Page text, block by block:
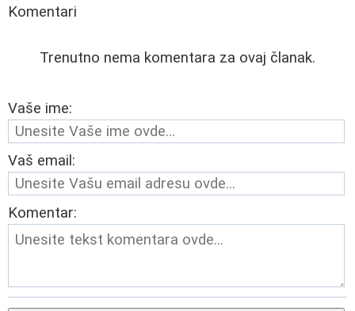
Komentari
Trenutno nema komentara za ovaj članak.
Vaše ime:
Vaš email:
Komentar: